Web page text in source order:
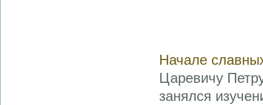
Начале
Царевичу
занялся